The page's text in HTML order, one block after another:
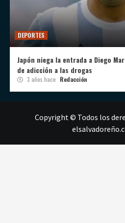
DEPORTES
Japón niega la entrada a Diego
de adicción a las drogas
3 años hace Redacción
Copyright © Todos los